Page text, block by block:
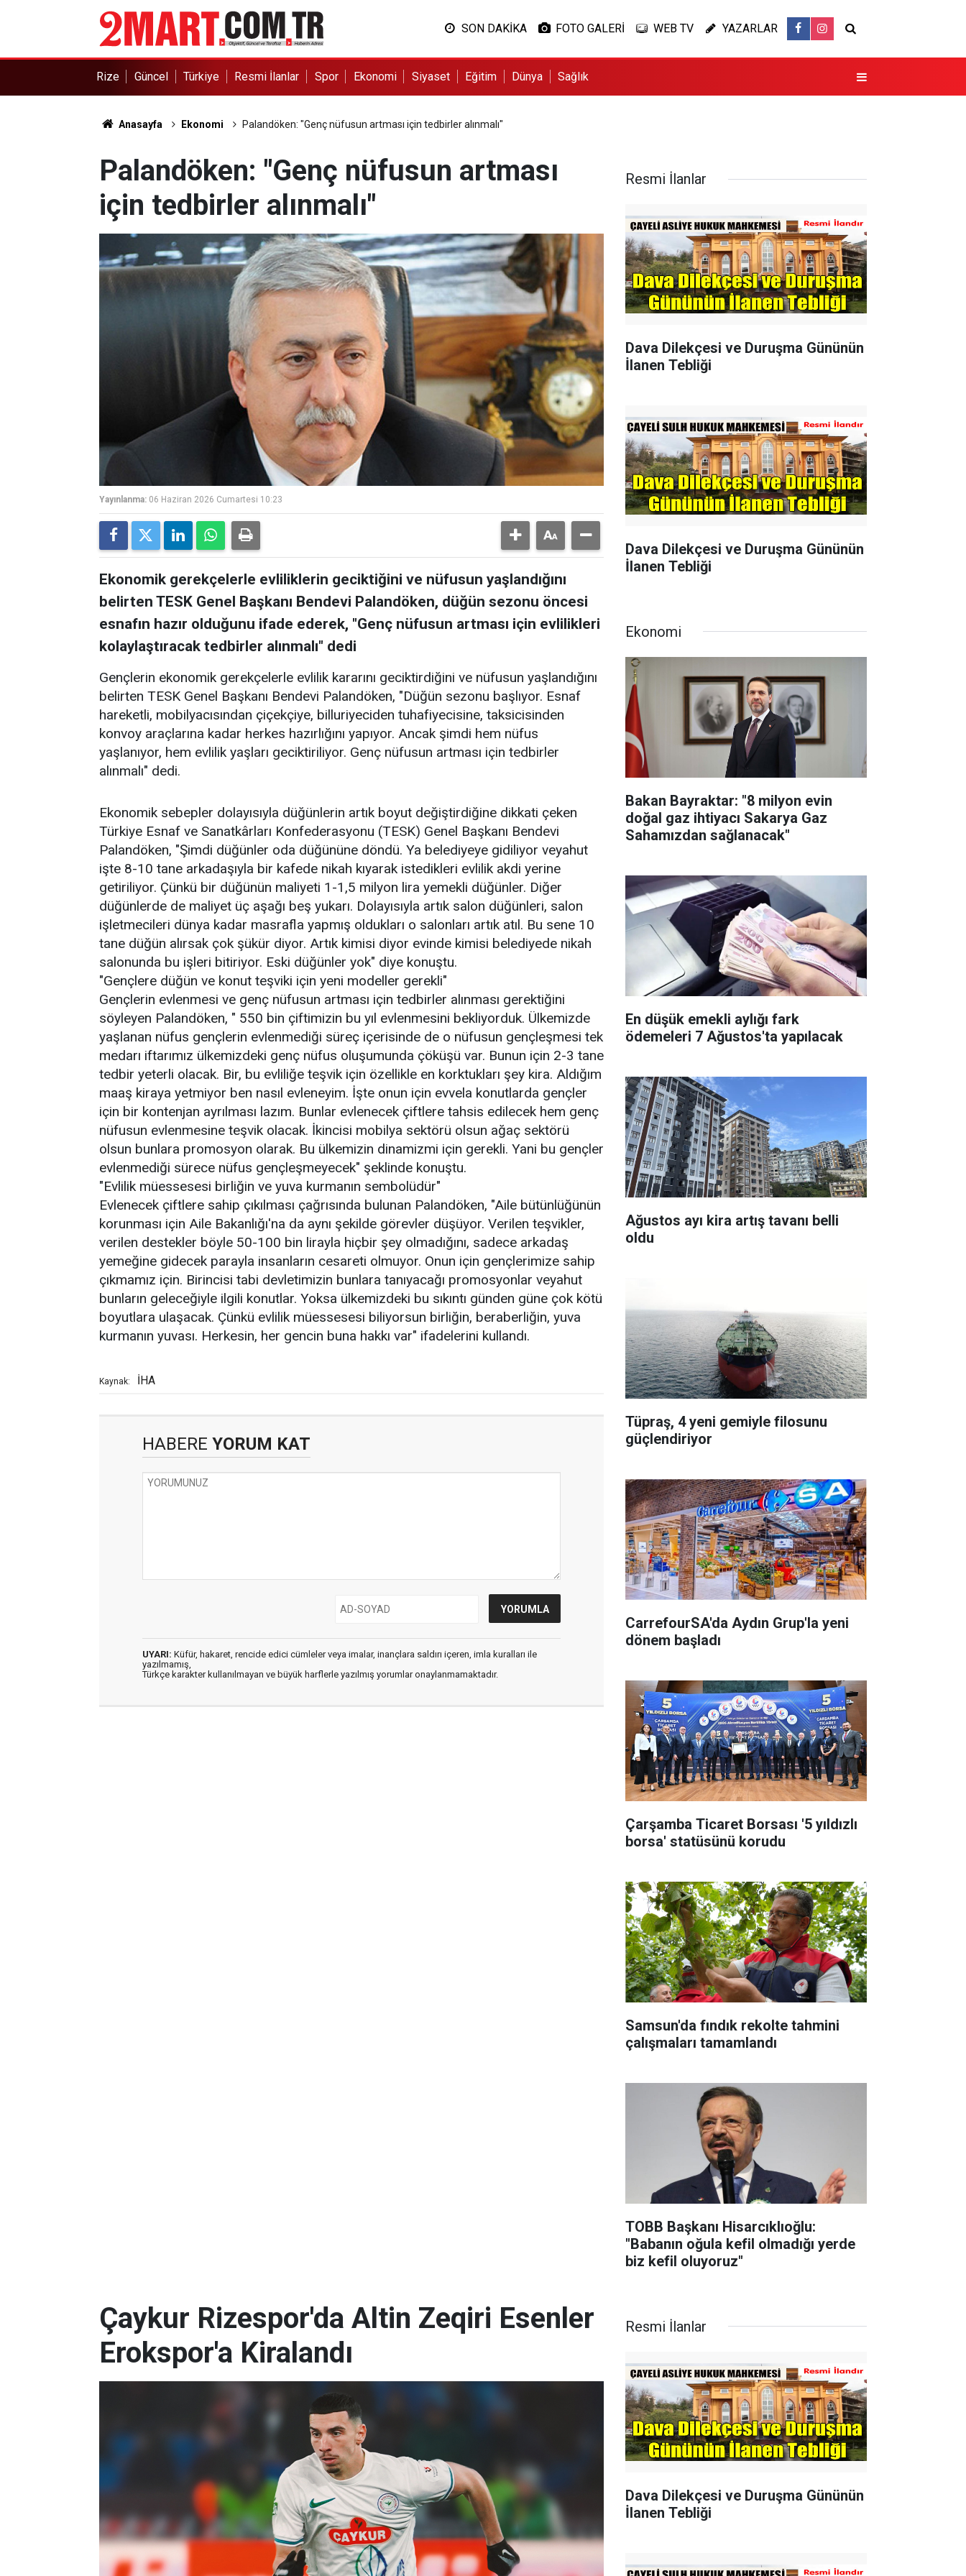
SON DAKİKA FOTO GALERİ WEB TV YAZARLAR
Rize Güncel Türkiye Resmi İlanlar Spor Ekonomi Siyaset Eğitim Dünya Sağlık
Anasayfa Ekonomi Palandöken: "Genç nüfusun artması için tedbirler alınmalı"
Palandöken: "Genç nüfusun artması
için tedbirler alınmalı"
Yayınlanma: 06 Haziran 2026 Cumartesi 10:23
Ekonomik gerekçelerle evliliklerin geciktiğini ve nüfusun yaşlandığını
belirten TESK Genel Başkanı Bendevi Palandöken, düğün sezonu öncesi
esnafın hazır olduğunu ifade ederek, "Genç nüfusun artması için evlilikleri
kolaylaştıracak tedbirler alınmalı" dedi
Gençlerin ekonomik gerekçelerle evlilik kararını geciktirdiğini ve nüfusun yaşlandığını
belirten TESK Genel Başkanı Bendevi Palandöken, "Düğün sezonu başlıyor. Esnaf
hareketli, mobilyacısından çiçekçiye, billuriyeciden tuhafiyecisine, taksicisinden
konvoy araçlarına kadar herkes hazırlığını yapıyor. Ancak şimdi hem nüfus
yaşlanıyor, hem evlilik yaşları geciktiriliyor. Genç nüfusun artması için tedbirler
alınmalı" dedi.
Ekonomik sebepler dolayısıyla düğünlerin artık boyut değiştirdiğine dikkati çeken
Türkiye Esnaf ve Sanatkârları Konfederasyonu (TESK) Genel Başkanı Bendevi
Palandöken, "Şimdi düğünler oda düğününe döndü. Ya belediyeye gidiliyor veyahut
işte 8-10 tane arkadaşıyla bir kafede nikah kıyarak istedikleri evlilik akdi yerine
getiriliyor. Çünkü bir düğünün maliyeti 1-1,5 milyon lira yemekli düğünler. Diğer
düğünlerde de maliyet üç aşağı beş yukarı. Dolayısıyla artık salon düğünleri, salon
işletmecileri dünya kadar masrafla yapmış oldukları o salonları artık atıl. Bu sene 10
tane düğün alırsak çok şükür diyor. Artık kimisi diyor evinde kimisi belediyede nikah
salonunda bu işleri bitiriyor. Eski düğünler yok" diye konuştu.
"Gençlere düğün ve konut teşviki için yeni modeller gerekli"
Gençlerin evlenmesi ve genç nüfusun artması için tedbirler alınması gerektiğini
söyleyen Palandöken, " 550 bin çiftimizin bu yıl evlenmesini bekliyorduk. Ülkemizde
yaşlanan nüfus gençlerin evlenmediği süreç içerisinde de o nüfusun gençleşmesi tek
medarı iftarımız ülkemizdeki genç nüfus oluşumunda çöküşü var. Bunun için 2-3 tane
tedbir yeterli olacak. Bir, bu evliliğe teşvik için özellikle en korktukları şey kira. Aldığım
maaş kiraya yetmiyor ben nasıl evleneyim. İşte onun için evvela konutlarda gençler
için bir kontenjan ayrılması lazım. Bunlar evlenecek çiftlere tahsis edilecek hem genç
nüfusun evlenmesine teşvik olacak. İkincisi mobilya sektörü olsun ağaç sektörü
olsun bunlara promosyon olarak. Bu ülkemizin dinamizmi için gerekli. Yani bu gençler
evlenmediği sürece nüfus gençleşmeyecek" şeklinde konuştu.
"Evlilik müessesesi birliğin ve yuva kurmanın sembolüdür"
Evlenecek çiftlere sahip çıkılması çağrısında bulunan Palandöken, "Aile bütünlüğünün
korunması için Aile Bakanlığı'na da aynı şekilde görevler düşüyor. Verilen teşvikler,
verilen destekler böyle 50-100 bin lirayla hiçbir şey olmadığını, sadece arkadaş
yemeğine gidecek parayla insanların cesareti olmuyor. Onun için gençlerimize sahip
çıkmamız için. Birincisi tabi devletimizin bunlara tanıyacağı promosyonlar veyahut
bunların geleceğiyle ilgili konutlar. Yoksa ülkemizdeki bu sıkıntı günden güne çok kötü
boyutlara ulaşacak. Çünkü evlilik müessesesi biliyorsun birliğin, beraberliğin, yuva
kurmanın yuvası. Herkesin, her gencin buna hakkı var" ifadelerini kullandı.
Kaynak: İHA
HABERE YORUM KAT
UYARI: Küfür, hakaret, rencide edici cümleler veya imalar, inançlara saldırı içeren, imla kuralları ile
yazılmamış,
Türkçe karakter kullanılmayan ve büyük harflerle yazılmış yorumlar onaylanmamaktadır.
Resmi İlanlar
Dava Dilekçesi ve Duruşma Gününün
İlanen Tebliği
Dava Dilekçesi ve Duruşma Gününün
İlanen Tebliği
Ekonomi
Bakan Bayraktar: "8 milyon evin
doğal gaz ihtiyacı Sakarya Gaz
Sahamızdan sağlanacak"
En düşük emekli aylığı fark
ödemeleri 7 Ağustos'ta yapılacak
Ağustos ayı kira artış tavanı belli
oldu
Tüpraş, 4 yeni gemiyle filosunu
güçlendiriyor
CarrefourSA'da Aydın Grup'la yeni
dönem başladı
Çarşamba Ticaret Borsası '5 yıldızlı
borsa' statüsünü korudu
Samsun'da fındık rekolte tahmini
çalışmaları tamamlandı
TOBB Başkanı Hisarcıklıoğlu:
"Babanın oğula kefil olmadığı yerde
biz kefil oluyoruz"
Çaykur Rizespor'da Altin Zeqiri Esenler
Erokspor'a Kiralandı
Resmi İlanlar
Dava Dilekçesi ve Duruşma Gününün
İlanen Tebliği